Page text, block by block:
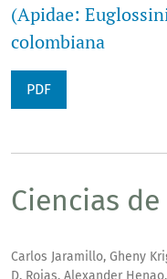
(Apidae:
colombiana
PDF
Ciencias
Carlos Jaramillo, Gheny
D. Rojas, Alexander